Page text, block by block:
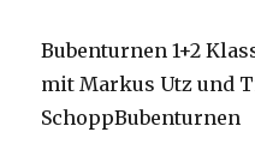
Bubenturnen 1+2
mit Markus Utz und
SchoppBubenturnen